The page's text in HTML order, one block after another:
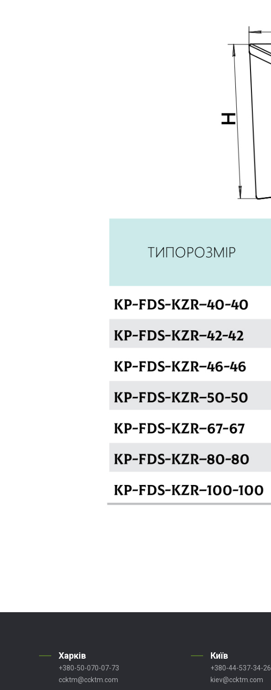
Харків
+380-50-070-07-73
ccktm@ccktm.com
Київ
+380-44-537-34-26
kiev@ccktm.com